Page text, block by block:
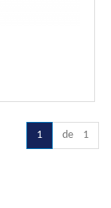
1 de 1